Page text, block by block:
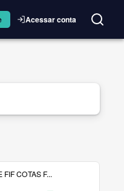
Acessar conta
COTAS F...